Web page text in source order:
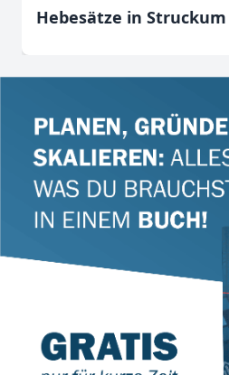
Hebesätze in Struckum